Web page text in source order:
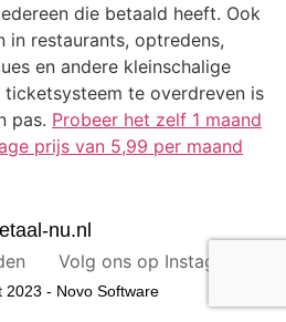
die betaald heeft. Ook
in restaurants, optredens,
en andere kleinschalige
ticketsysteem te overdreven is
pas. Probeer het zelf 1 maand
prijs van 5,99 per maand
nu.nl
Volg ons op Instagram!
2023 - Novo Software